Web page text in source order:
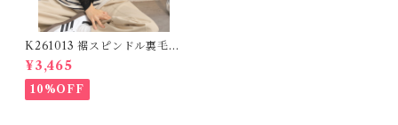
K261013 裾スピンドル裏毛カ
ットベスト / Drawstring He
m Sweat Cut Vest
¥3,465
10%OFF